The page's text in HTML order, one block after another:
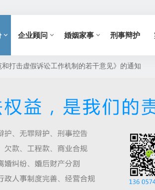
企业顾问 婚姻家事 刑事辩护
打击虚假诉讼工作机制的若干意见》的通知